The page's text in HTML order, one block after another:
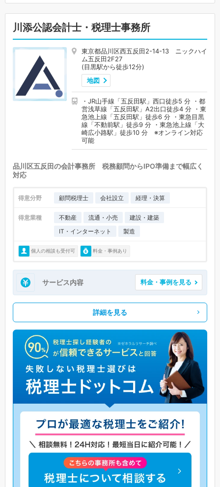
川添公認会計士・税理士事務所
東京都品川区西五反田2-14-13 ニックハイ
ム五反田2F27
(目黒駅から徒歩12分)
地図
・JR山手線「五反田駅」西口徒歩5 分 ・都
営浅草線「五反田駅」A2出口徒歩4 分 ・東
急池上線「五反田駅」徒歩6 分 ・東急目黒
線「不動前駅」徒歩9 分 ・東急池上線「大
崎広小路駅」徒歩10 分 ※オンライン対応
可能
品川区五反田の会計事務所 税務顧問からIPO準備まで幅広く
対応
得意分野 顧問税理士 会社設立 経理・決算
得意業種 不動産 流通・小売
建設・建築
IT・インターネット
製造
個人の相談も受付可 料金・事例あり
サービス内容 料金・事例を見る
詳細を見る